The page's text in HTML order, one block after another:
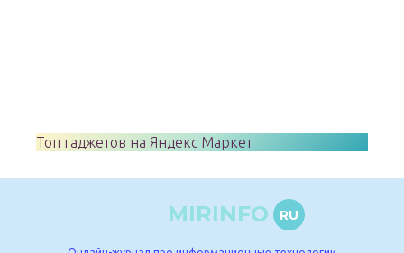
Топ гаджетов на Яндекс Маркет
MIRINFO RU